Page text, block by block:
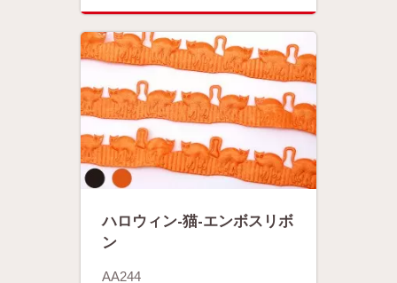
ハロウィン-猫-エンボスリボ
ン
AA244